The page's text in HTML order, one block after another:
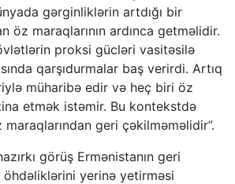
gərginliklərin artdığı bir
öz maraqlarının ardınca getməlidir.
proksi gücləri vasitəsilə
qarşıdurmalar baş verirdi. Artıq
müharibə edir və heç biri öz
etmək istəmir. Bu kontekstdə
geri çəkilməməlidir”.
görüş Ermənistanın geri
yerinə yetirməsi